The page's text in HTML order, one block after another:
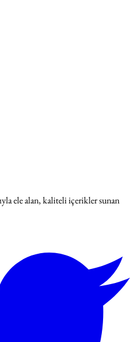
ele alan, kaliteli içerikler sunan